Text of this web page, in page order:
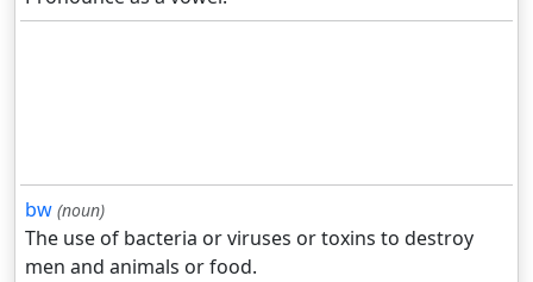
bw (noun)
The use of bacteria or viruses or toxins to destroy
men and animals or food.